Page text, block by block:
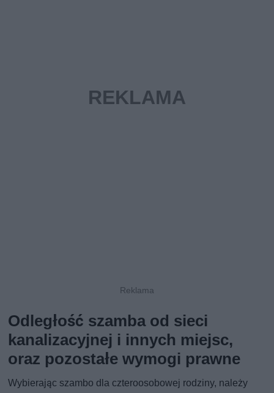
Odległość szamba od sieci
kanalizacyjnej i innych miejsc,
oraz pozostałe wymogi prawne
Wybierając szambo dla czteroosobowej rodziny, należy